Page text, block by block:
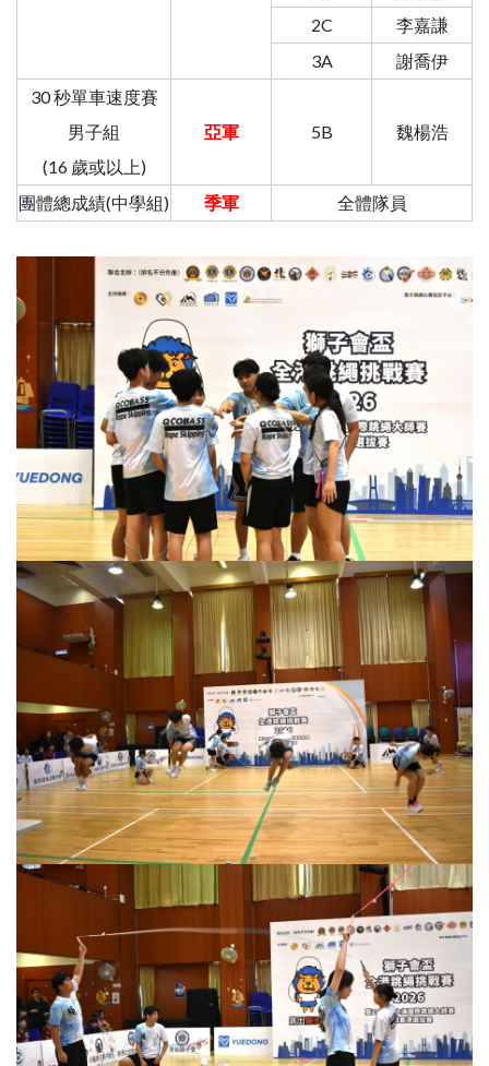
2C
李嘉謙
3A
謝喬伊
30 秒單車速度賽
男子組
(16 歲或以上)
亞軍 5B 魏楊浩
團體總成績(中學組) 季軍 全體隊員